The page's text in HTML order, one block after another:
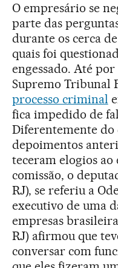
O empresário se
parte das
durante os cerca
quais foi
engessado. Até
Supremo Tribunal
processo criminal
fica impedido de
Diferentemente do
depoimentos
teceram elogios
comissão, o
RJ), se referiu a
executivo de uma
empresas
RJ) afirmou que
conversar com